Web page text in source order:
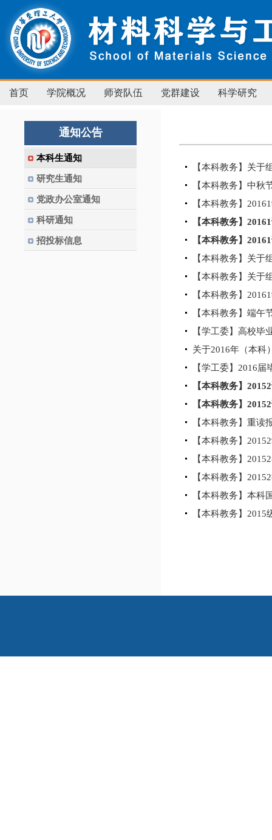
首页 学院概况 师资队伍 党群建设 科学研究
通知公告
本科生通知
研究生通知
党政办公室通知
科研通知
招投标信息
【本科教务】关于
【本科教务】中秋
【本科教务】
【本科教务】
【本科教务】
【本科教务】关于
【本科教务】关于
【本科教务】
【本科教务】端午
【学工委】高校毕
关于2016年（本科
【学工委】2016
【本科教务】
【本科教务】
【本科教务】重读
【本科教务】
【本科教务】
【本科教务】
【本科教务】本科
【本科教务】